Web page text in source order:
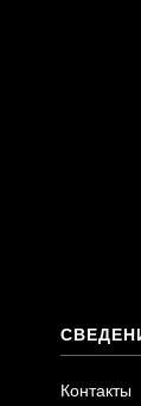
Контакты